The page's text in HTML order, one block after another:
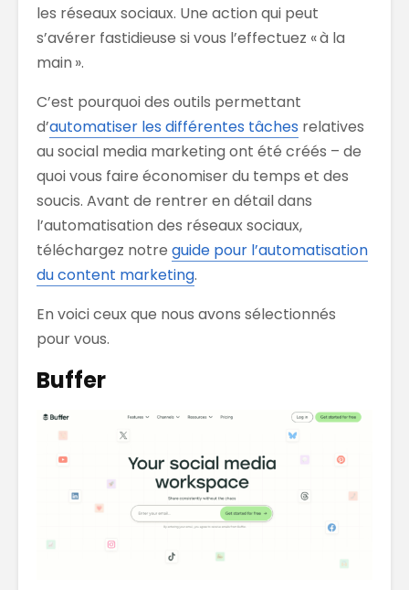
les réseaux sociaux. Une action qui peut
s’avérer fastidieuse si vous l’effectuez « à la
main ».
C’est pourquoi des outils permettant
d’automatiser les différentes tâches relatives
au social media marketing ont été créés – de
quoi vous faire économiser du temps et des
soucis. Avant de rentrer en détail dans
l’automatisation des réseaux sociaux,
téléchargez notre guide pour l’automatisation
du content marketing.
En voici ceux que nous avons sélectionnés
pour vous.
Buffer